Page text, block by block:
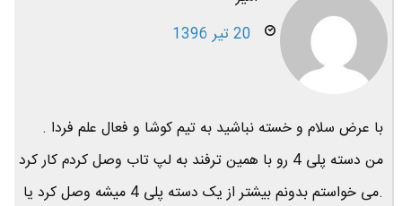
20 تیر 1396
با عرض سلام و خسته نباشید به تیم کوشا و فعال علم فردا .
من دسته پلی 4 رو با همین ترفند به لپ تاب وصل کردم کار کرد
.می خواستم بدونم بیشتر از یک دسته پلی 4 میشه وصل کرد یا